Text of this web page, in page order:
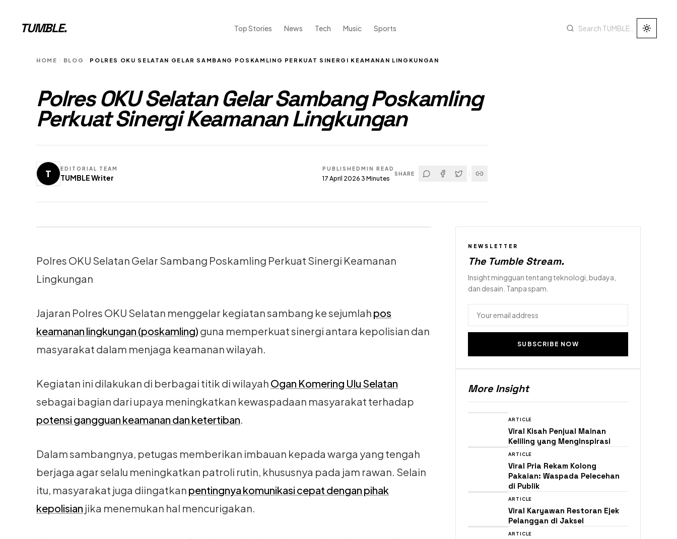
TUMBLE. Top Stories News Tech Music Sports Toggle
HOME BLOG POLRES OKU SELATAN GELAR SAMBANG POSKAMLING PERKUAT SINERGI KEAMANAN LINGKUNGAN
Polres OKU Selatan Gelar Sambang Poskamling
Perkuat Sinergi Keamanan Lingkungan
T EDITORIAL TEAM
TUMBLE Writer
PUBLISHED
17 April 2026
MIN READ
3 Minutes
SHARE
Polres OKU Selatan Gelar Sambang Poskamling Perkuat Sinergi Keamanan
Lingkungan
Jajaran Polres OKU Selatan menggelar kegiatan sambang ke sejumlah pos
keamanan lingkungan (poskamling) guna memperkuat sinergi antara kepolisian dan
masyarakat dalam menjaga keamanan wilayah.
Kegiatan ini dilakukan di berbagai titik di wilayah Ogan Komering Ulu Selatan
sebagai bagian dari upaya meningkatkan kewaspadaan masyarakat terhadap
potensi gangguan keamanan dan ketertiban.
Dalam sambangnya, petugas memberikan imbauan kepada warga yang tengah
berjaga agar selalu meningkatkan patroli rutin, khususnya pada jam rawan. Selain
itu, masyarakat juga diingatkan pentingnya komunikasi cepat dengan pihak
kepolisian jika menemukan hal mencurigakan.
NEWSLETTER
The Tumble Stream.
Insight mingguan tentang teknologi, budaya,
dan desain. Tanpa spam.
SUBSCRIBE NOW
More Insight
ARTICLE
Viral Kisah Penjual Mainan
Keliling yang Menginspirasi
ARTICLE
Viral Pria Rekam Kolong
Pakaian: Waspada Pelecehan
di Publik
ARTICLE
Viral Karyawan Restoran Ejek
Pelanggan di Jaksel
ARTICLE